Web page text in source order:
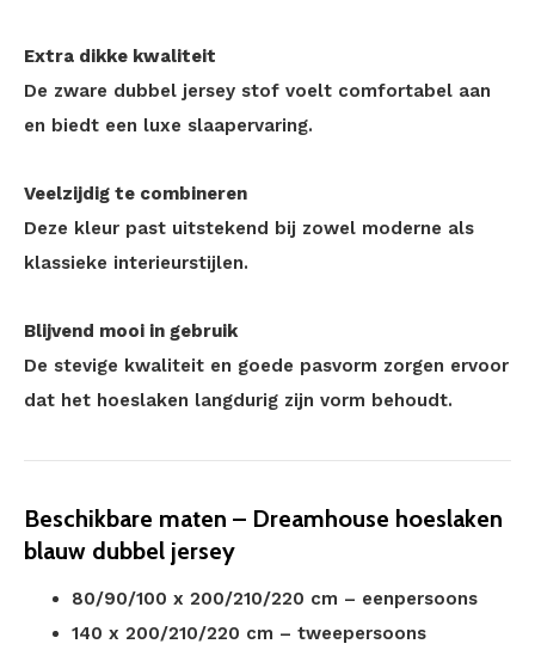
Extra dikke kwaliteit
De zware dubbel jersey stof voelt comfortabel aan
en biedt een luxe slaapervaring.
Veelzijdig te combineren
Deze kleur past uitstekend bij zowel moderne als
klassieke interieurstijlen.
Blijvend mooi in gebruik
De stevige kwaliteit en goede pasvorm zorgen ervoor
dat het hoeslaken langdurig zijn vorm behoudt.
Beschikbare maten – Dreamhouse hoeslaken
blauw dubbel jersey
80/90/100 x 200/210/220 cm – eenpersoons
140 x 200/210/220 cm – tweepersoons